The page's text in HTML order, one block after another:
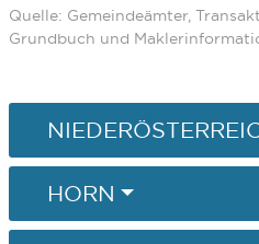
Quelle: Gemeindeämter,
Grundbuch und
HORN